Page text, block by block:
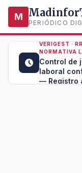
M
PERIÓDICO
VERIGEST ·
NORMATIVA
Control de
laboral
— Registro